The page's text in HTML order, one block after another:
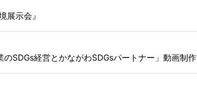
展示会』
のSDGs経営とかながわSDGsパートナー」動画制作